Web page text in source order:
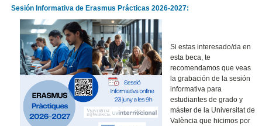
Sesión Informativa de Erasmus Prácticas 2026-2027:
Si estas interesado/da en
esta beca, te
recomendamos que veas
la grabación de la sesión
informativa para
estudiantes de grado y
máster de la Universitat de
València que hicimos por